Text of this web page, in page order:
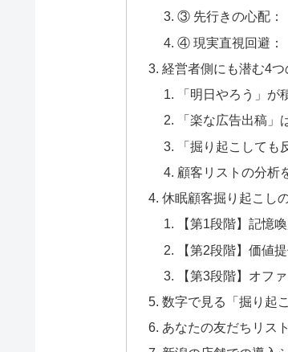
③ 先行きの心配：
④ 現実直視回避：
経営者側にも潜む4
「明日やろう」
「楽な広告出稿
「掘り起こして
顧客リストの分析
休眠顧客掘り起こし
【第1段階】記憶
【第2段階】価値
【第3段階】オフ
数字で見る「掘り起
あなたの友だちリス